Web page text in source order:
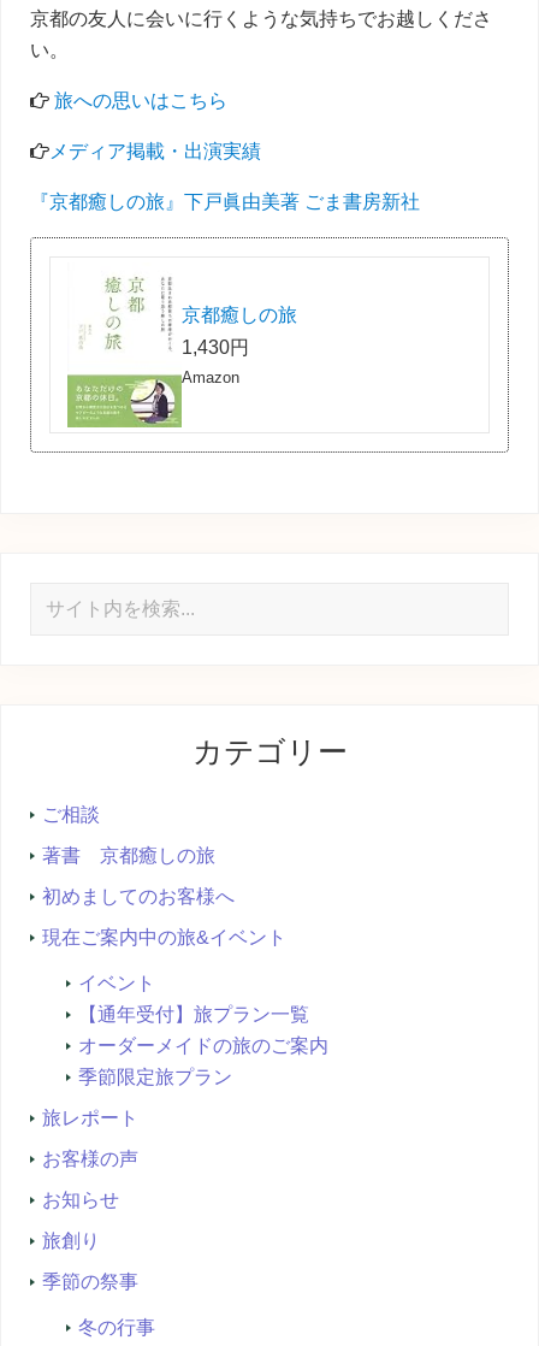
京都の友人に会いに行くような気持ちでお越しくださ
い。
旅への思いはこちら
メディア掲載・出演実績
『京都癒しの旅』下戸眞由美著 ごま書房新社
京都癒しの旅
1,430円
Amazon
カテゴリー
ご相談
著書 京都癒しの旅
初めましてのお客様へ
現在ご案内中の旅&イベント
イベント
【通年受付】旅プラン一覧
オーダーメイドの旅のご案内
季節限定旅プラン
旅レポート
お客様の声
お知らせ
旅創り
季節の祭事
冬の行事